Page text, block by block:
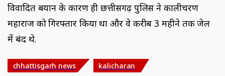
विवादित बयान के कारण ही छत्तीसगढ़ पुलिस ने कालीचरण
महाराज को गिरफ्तार किया था और वे करीब 3 महीने तक जेल
में बंद थे.
chhattisgarh news kalicharan